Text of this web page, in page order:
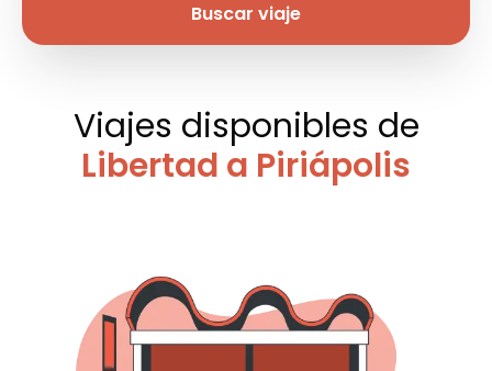
Buscar viaje
Viajes disponibles de
Libertad a Piriápolis